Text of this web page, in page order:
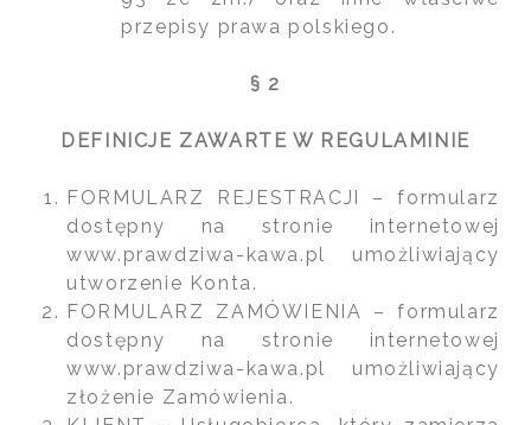
przepisy prawa polskiego.
§ 2
DEFINICJE ZAWARTE W REGULAMINIE
FORMULARZ REJESTRACJI – formularz
dostępny na stronie internetowej
www.prawdziwa-kawa.pl umożliwiający
utworzenie Konta.
FORMULARZ ZAMÓWIENIA – formularz
dostępny na stronie internetowej
www.prawdziwa-kawa.pl umożliwiający
złożenie Zamówienia.